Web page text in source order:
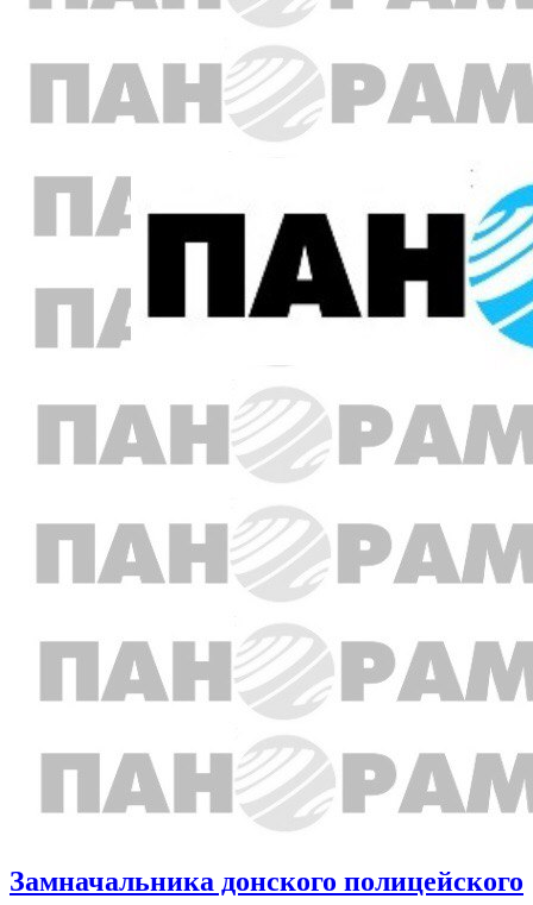
Замначальника донского полицейского